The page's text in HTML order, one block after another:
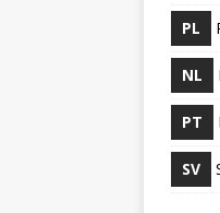
PL
NL
PT
SV